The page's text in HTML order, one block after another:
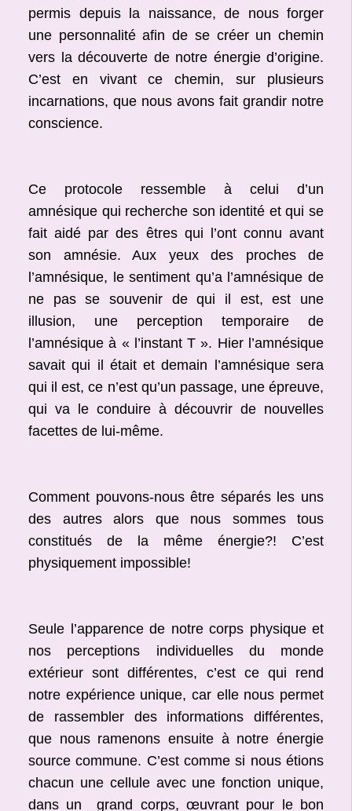
permis depuis la naissance, de nous forger
une personnalité afin de se créer un chemin
vers la découverte de notre énergie d’origine.
C’est en vivant ce chemin, sur plusieurs
incarnations, que nous avons fait grandir notre
conscience.
Ce protocole ressemble à celui d’un
amnésique qui recherche son identité et qui se
fait aidé par des êtres qui l’ont connu avant
son amnésie. Aux yeux des proches de
l’amnésique, le sentiment qu’a l’amnésique de
ne pas se souvenir de qui il est, est une
illusion, une perception temporaire de
l’amnésique à « l’instant T ». Hier l’amnésique
savait qui il était et demain l’amnésique sera
qui il est, ce n’est qu’un passage, une épreuve,
qui va le conduire à découvrir de nouvelles
facettes de lui-même.
Comment pouvons-nous être séparés les uns
des autres alors que nous sommes tous
constitués de la même énergie?! C’est
physiquement impossible!
Seule l’apparence de notre corps physique et
nos perceptions individuelles du monde
extérieur sont différentes, c’est ce qui rend
notre expérience unique, car elle nous permet
de rassembler des informations différentes,
que nous ramenons ensuite à notre énergie
source commune. C’est comme si nous étions
chacun une cellule avec une fonction unique,
dans un grand corps, œuvrant pour le bon